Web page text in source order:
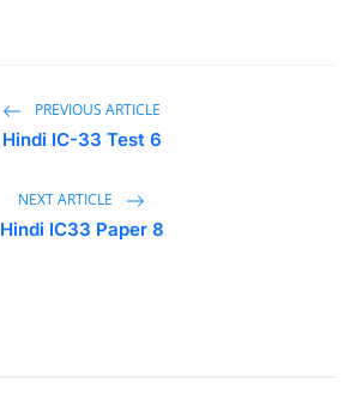
PREVIOUS ARTICLE
Hindi IC-33 Test 6
NEXT ARTICLE
Hindi IC33 Paper 8